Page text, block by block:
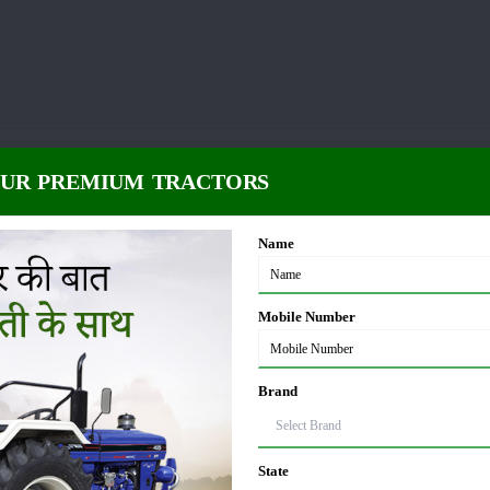
उन्नति एवं किसानों के कल्याण के लिए पुरे भारत में विभिन्न योजनाएं चलाई जा रही है। इन
मुहैय्या कराया जा रहा है।खेती-किसानीएवं संबंधित गतिविधियों में महिलाओं की हिस्सेदारी
भी प्रदान किया जा रहा है, इन कदमों से महिलाएं आत्मनिर्भर कृषि की दिशा में बढ़
जारी की है। जिसके अंतर्गत कृषि विषय पढ़ने वाली बेटियों को छात्रवृत्ति के रूप पर 40,000
योजना की धनराशि को बढ़ा दिया गया है। इससे ग्रामीण इलाकों में पली-बड़ी किसान
का समतुल्य फायदा प्रदान करने का प्रावधान है।
का सहायतानुदान प्रदान किया जाएगा। इस योजना का लाभ लेने के लिए आवेदन करने
छात्राएं ही आवेदन कर सकती हैं।ये भी पढ़े: लड़कियों के लिए राजस्थान सरकार का
PREMIUM TRACTORS
Name
Mobile Number
Brand
State